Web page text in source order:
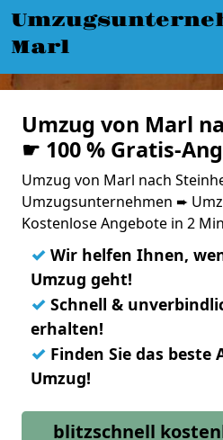
Marl
Umzug von Marl
☛ 100 % Gratis-
Umzug von Marl nach
Umzugsunternehmen ➨
Kostenlose Angebote in 2
✓ Wir helfen Ihnen,
Umzug geht!
✓ Schnell &
erhalten!
✓ Finden Sie das
Umzug!
blitzschnell